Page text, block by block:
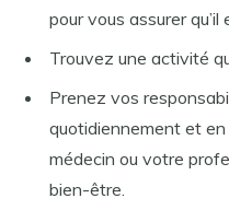
pour vous assurer
Trouvez une activité
Prenez vos
quotidiennement et
médecin ou votre
bien-être.